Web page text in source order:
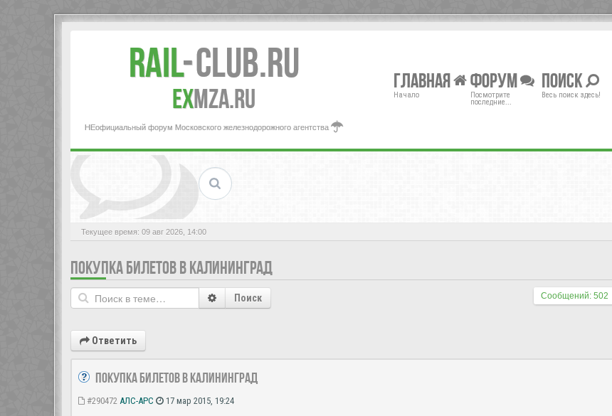
Rail-Club.RU
exMZA.RU
НЕофициальный форум Московского железнодорожного агентства
Главная
Начало
Форум
Посмотрите
последние...
Поиск
Весь поиск здесь!
Текущее время: 09 авг 2026, 14:00
ПОКУПКА БИЛЕТОВ В КАЛИНИНГРАД
Сообщений: 502
Поиск
Ответить
Покупка билетов в Калининград
#290472 АЛС-АРС 17 мар 2015, 19:24